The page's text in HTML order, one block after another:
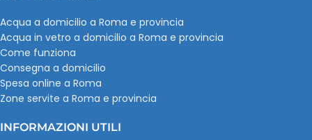
Acqua a domicilio a Roma e provincia
Acqua in vetro a domicilio a Roma e provincia
Come funziona
Consegna a domicilio
Spesa online a Roma
Zone servite a Roma e provincia
INFORMAZIONI UTILI